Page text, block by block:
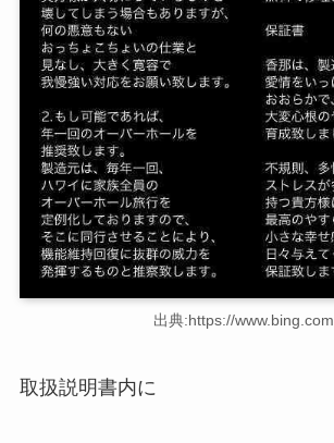
出典:https://www.bing.com
取扱説明書内に